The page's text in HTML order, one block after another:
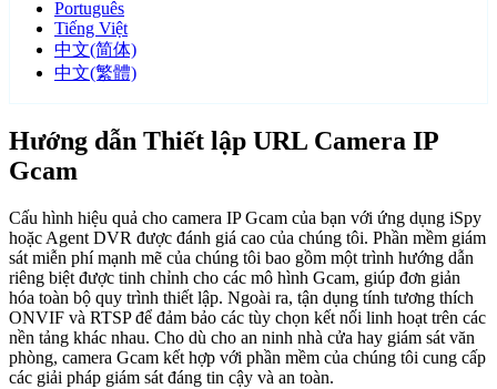
Português
Tiếng Việt
中文(简体)
中文(繁體)
Hướng dẫn Thiết lập URL Camera IP
Gcam
Cấu hình hiệu quả cho camera IP Gcam của bạn với ứng dụng iSpy
hoặc Agent DVR được đánh giá cao của chúng tôi. Phần mềm giám
sát miễn phí mạnh mẽ của chúng tôi bao gồm một trình hướng dẫn
riêng biệt được tinh chỉnh cho các mô hình Gcam, giúp đơn giản
hóa toàn bộ quy trình thiết lập. Ngoài ra, tận dụng tính tương thích
ONVIF và RTSP để đảm bảo các tùy chọn kết nối linh hoạt trên các
nền tảng khác nhau. Cho dù cho an ninh nhà cửa hay giám sát văn
phòng, camera Gcam kết hợp với phần mềm của chúng tôi cung cấp
các giải pháp giám sát đáng tin cậy và an toàn.